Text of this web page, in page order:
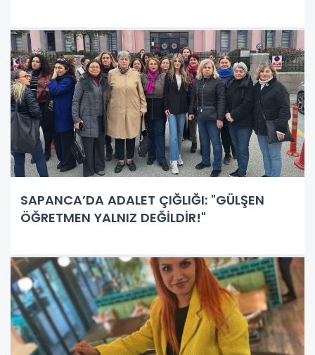
SAPANCA’DA ADALET ÇIĞLIĞI: "GÜLŞEN
ÖĞRETMEN YALNIZ DEĞİLDİR!"